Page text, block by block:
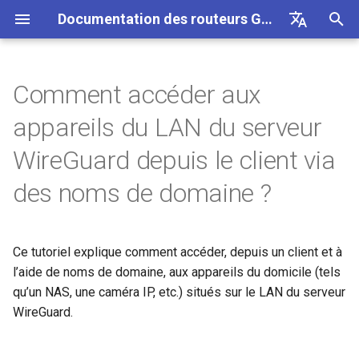
Documentation des routeurs GL.iNet 4
Italiano
t
a
i
a
GL-BE10000 (Slate 7 Pro)
GL-MT3600BE (Beryl 7)
GL-E5800 (Mudi 7)
GL-BE9300 (Flint 3)
GL-BE6500 (Flint 3e)
Internet Premiere configuration
Avertissement de votre
navigateur
FAQ de depannage de la
Se connecter a un hotspot
public avec portail captif
Notification de probleme
Notification de probleme
GL-MT2500/GL-X3000/
XE3000
Notification de probleme et
solutions pour GL-X3000/
avec les cartes SIM EE
Depannage
Impossible d'acceder au
panneau d'administration
Impossible de detecter le
hotspot 5G Android
hotspot 5G de l'iPhone
Echec du partage de
Comment configurer
OpenVPN
Comment configurer
WireGuard
hors VPN
Kill Switch VPN
Mise a jour
Telecharger le firmware
Mettre a niveau ou
retrograder manuellement
Autres
Etat du voyant LED
Application mobile GL.iNet
Ajouter Brume 2 a
mobile
Changer le WAN en LAN
Acceder a GL.iNet et
Topologie
Étapes de configuration
1. Modifier les hôtes sur le
serveur (facultatif)
2. Autoriser l’accès à
distance au LAN sur le
serveur
SMS
Transfert SMS
Obtenir les journaux du
module
Mettre a niveau le module
Quectel
Verifier l'etat de l'agregation
Utiliser une carte eSIM
physique avec les routeurs
Utiliser une carte eSIM
physique avec les appareils
Site a site
Acceder a LuCI via
GoodCloud
Se connecter a un reseau EAP
Configurer un reseau invite
Comprendre la couverture Wi-
Fi, les points d'acces et la
Configurer une passerelle
drop-in
Bloquer des appareils clients
Configurer manuellement une
IP statique sur des appareils
clients
d'une IP publique
Mettre a niveau ou
retrograder votre routeur
Connexion Internet Internet
Ethernet
Repeteur
Cellulaire
Sans fil
Sans fil
Clients
Clients
GoodCloud
AstroWarp
VPN
Tableau de bord VPN
Profil client VPN
Client OpenVPN
Client WireGuard
Applications
Plug-ins
DNS dynamique
Stockage reseau
Controle parental
Pare-feu
Redirection de port
Multi-WAN
Reseau invite
Moteur DPI
Statistiques des donnees
Filtre de contenu
SQM
Redirection de port
ACL
Acces administrateur
Apercu
Mise a jour
Taches planifiees
Gestion de l'affichage
Firmware v4.9
Decouvrez nos nouveaux
produits
Deballage et premiere
configuration
Comment accéder aux
appareils du LAN du serveur
WireGuard depuis le client via
des noms de domaine ?
Ce tutoriel explique comment accéder, depuis un client et à
l’aide de noms de domaine, aux appareils du domicile (tels
qu’un NAS, une caméra IP, etc.) situés sur le LAN du serveur
WireGuard.